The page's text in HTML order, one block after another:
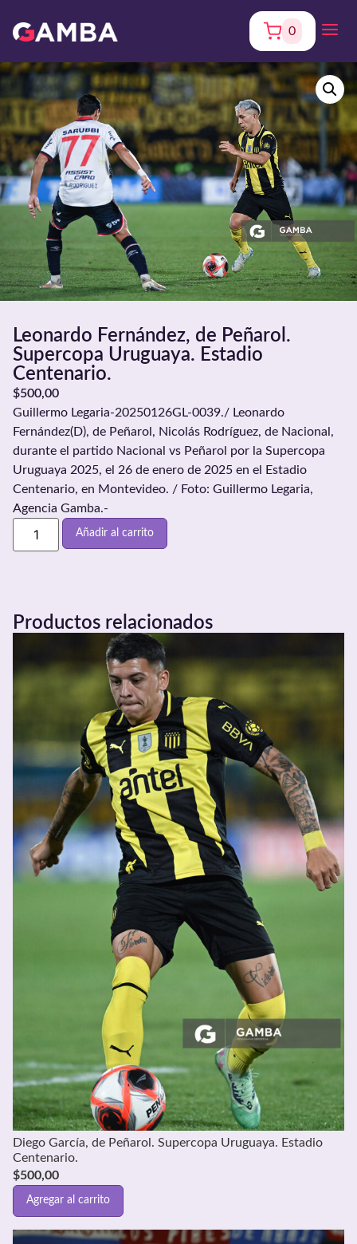
0
Leonardo Fernández, de Peñarol.
Supercopa Uruguaya. Estadio
Centenario.
$500,00
Guillermo Legaria-20250126GL-0039./ Leonardo
Fernández(D), de Peñarol, Nicolás Rodríguez, de Nacional,
durante el partido Nacional vs Peñarol por la Supercopa
Uruguaya 2025, el 26 de enero de 2025 en el Estadio
Centenario, en Montevideo. / Foto: Guillermo Legaria,
Agencia Gamba.-
Añadir al carrito
Productos relacionados
Diego García, de Peñarol. Supercopa Uruguaya. Estadio
Centenario.
$500,00
Agregar al carrito